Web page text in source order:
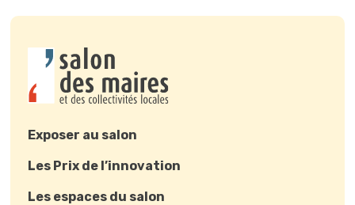
Exposer au salon
Les Prix de l’innovation
Les espaces du salon